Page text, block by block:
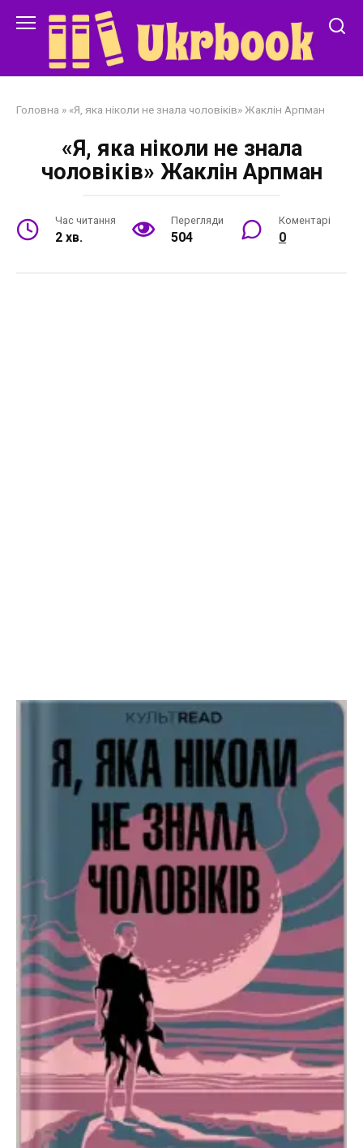
Головна » «Я, яка ніколи не знала чоловіків» Жаклін Арпман
«Я, яка ніколи не знала
чоловіків» Жаклін Арпман
Час читання
2 хв.
Перегляди
504
Коментарі
0